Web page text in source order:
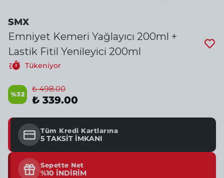
SMX
Emniyet Kemeri Yağlayıcı 200ml +
Lastik Fitil Yenileyici 200ml
Tükeniyor
%32
₺ 498.00
₺ 339.00
Tüm Kredi Kartlarına
5 TAKSİT İMKANI
Sepette Net
%10 İNDİRİM